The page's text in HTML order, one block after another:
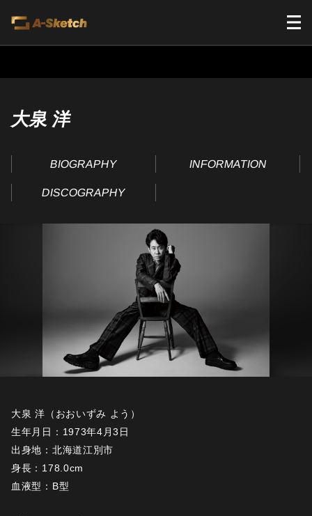
大泉 洋
BIOGRAPHY INFORMATION
DISCOGRAPHY
大泉 洋（おおいずみ よう）
生年月日：1973年4月3日
出身地：北海道江別市
身長：178.0cm
血液型：B型